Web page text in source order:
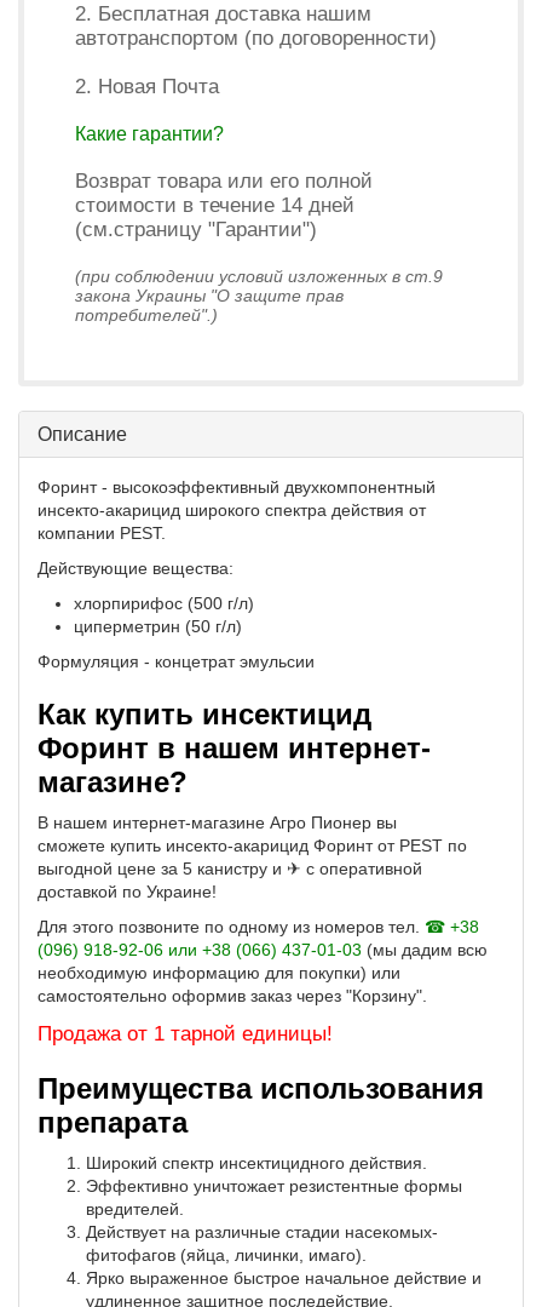
2. Бесплатная доставка нашим
автотранспортом (по договоренности)
2. Новая Почта
Какие гарантии?
Возврат товара или его полной
стоимости в течение 14 дней
(см.страницу "Гарантии")
(при соблюдении условий изложенных в ст.9
закона Украины "О защите прав
потребителей".)
Описание
Форинт - высокоэффективный двухкомпонентный
инсекто-акарицид широкого спектра действия от
компании PEST.
Действующие вещества:
хлорпирифос (500 г/л)
циперметрин (50 г/л)
Формуляция - концетрат эмульсии
Как купить инсектицид
Форинт в нашем интернет-
магазине?
В нашем интернет-магазине Агро Пионер вы
сможете купить инсекто-акарицид Форинт от PEST по
выгодной цене за 5 канистру и ✈ с оперативной
доставкой по Украине!
Для этого позвоните по одному из номеров тел. ☎ +38
(096) 918-92-06 или +38 (066) 437-01-03 (мы дадим всю
необходимую информацию для покупки) или
самостоятельно оформив заказ через "Корзину".
Продажа от 1 тарной единицы!
Преимущества использования
препарата
Широкий спектр инсектицидного действия.
Эффективно уничтожает резистентные формы
вредителей.
Действует на различные стадии насекомых-
фитофагов (яйца, личинки, имаго).
Ярко выраженное быстрое начальное действие и
удлиненное защитное последействие.